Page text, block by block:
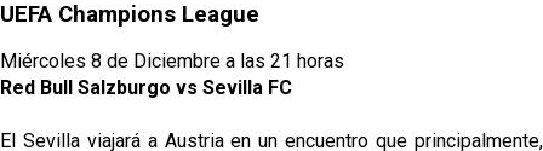
UEFA Champions League
Miércoles 8 de Diciembre a las 21 horas
Red Bull Salzburgo vs Sevilla FC
El Sevilla viajará a Austria en un encuentro que principalmente,